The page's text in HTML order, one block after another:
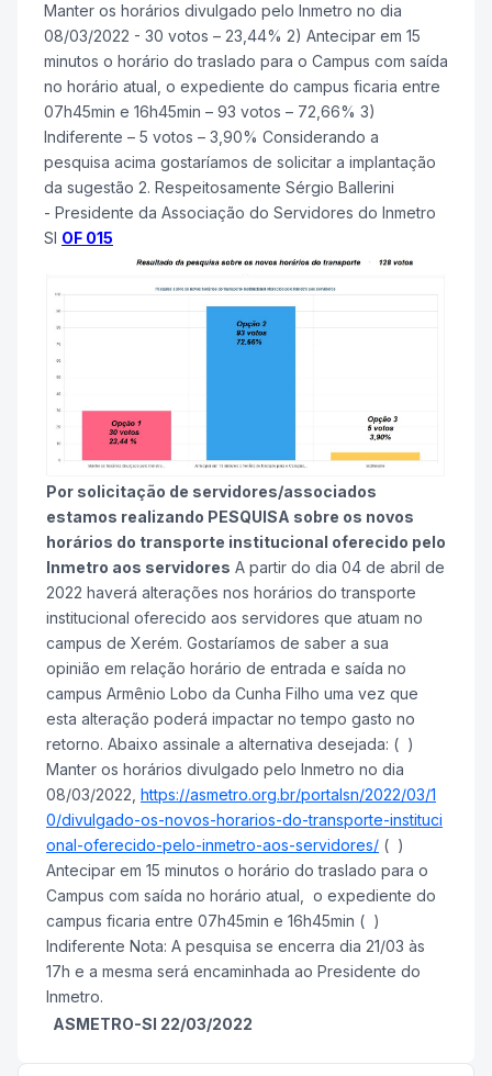
Manter os horários divulgado pelo Inmetro no dia
08/03/2022 - 30 votos – 23,44% 2) Antecipar em 15
minutos o horário do traslado para o Campus com saída
no horário atual, o expediente do campus ficaria entre
07h45min e 16h45min – 93 votos – 72,66% 3)
Indiferente – 5 votos – 3,90% Considerando a
pesquisa acima gostaríamos de solicitar a implantação
da sugestão 2. Respeitosamente Sérgio Ballerini
- Presidente da Associação do Servidores do Inmetro
SI OF 015
Por solicitação de servidores/associados
estamos realizando PESQUISA sobre os novos
horários do transporte institucional oferecido pelo
Inmetro aos servidores A partir do dia 04 de abril de
2022 haverá alterações nos horários do transporte
institucional oferecido aos servidores que atuam no
campus de Xerém. Gostaríamos de saber a sua
opinião em relação horário de entrada e saída no
campus Armênio Lobo da Cunha Filho uma vez que
esta alteração poderá impactar no tempo gasto no
retorno. Abaixo assinale a alternativa desejada: ( )
Manter os horários divulgado pelo Inmetro no dia
08/03/2022, https://asmetro.org.br/portalsn/2022/03/1
0/divulgado-os-novos-horarios-do-transporte-instituci
onal-oferecido-pelo-inmetro-aos-servidores/ ( )
Antecipar em 15 minutos o horário do traslado para o
Campus com saída no horário atual, o expediente do
campus ficaria entre 07h45min e 16h45min ( )
Indiferente Nota: A pesquisa se encerra dia 21/03 às
17h e a mesma será encaminhada ao Presidente do
Inmetro.
ASMETRO-SI 22/03/2022